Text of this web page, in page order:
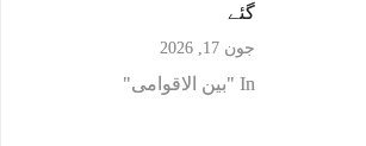
گئے
جون 17, 2026
In "بین الاقوامی"